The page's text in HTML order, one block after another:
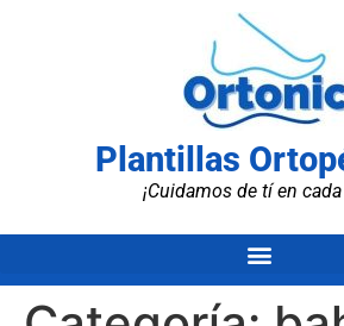
Plantillas
¡Cuidamos de tí en